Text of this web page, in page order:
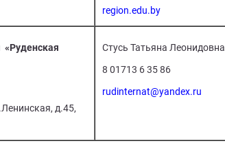
region.edu.by
«Руденская
д.45,
Стусь Татьяна Леонидовна
8 01713 6 35 86
rudinternat@yandex.ru